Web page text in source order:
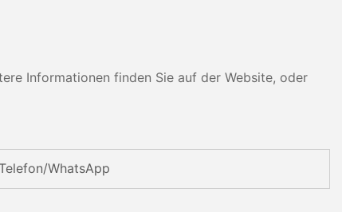
Informationen finden Sie auf der Website, oder
Telefon/WhatsApp